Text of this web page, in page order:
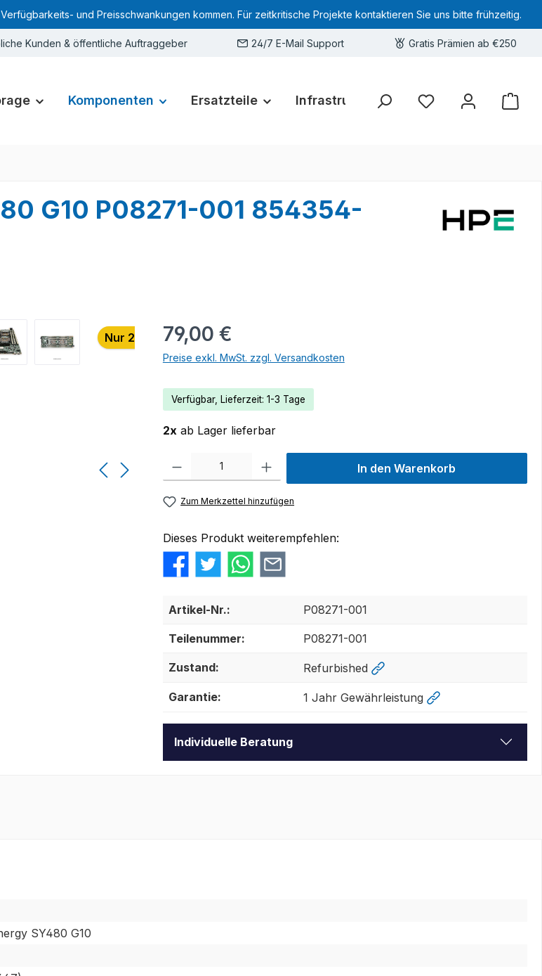
und Preisschwankungen kommen. Für zeitkritische Projekte kontaktieren Sie uns bitte frühzeitig.
Kunden & öffentliche Auftraggeber 24/7 E-Mail Support Gratis Prämien ab €250
Komponenten Ersatzteile Infrastruktur Hardware-Deals
Sie haben 0 Produkte
G10 P08271-001 854354-
Nur 2 auf Lager!79,00 €
Preise exkl. MwSt. zzgl. Versandkosten
Verfügbar, Lieferzeit: 1-3 Tage
2x ab Lager lieferbar
Produkt Anzahl: Gib den gewünschten Wert ein oder benutze die Schaltflächen um die
In den Warenkorb
Zum Merkzettel hinzufügen
Dieses Produkt weiterempfehlen:
Artikel-Nr.: P08271-001
Teilenummer: P08271-001
Zustand: Refurbished
Garantie: 1 Jahr Gewährleistung
Individuelle Beratung
SY480 G10